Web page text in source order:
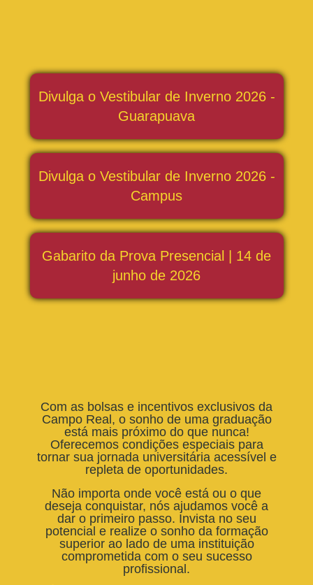
Divulga o Vestibular de Inverno 2026 -
Guarapuava
Divulga o Vestibular de Inverno 2026 -
Campus
Gabarito da Prova Presencial | 14 de
junho de 2026
Com as bolsas e incentivos exclusivos da
Campo Real, o sonho de uma graduação
está mais próximo do que nunca!
Oferecemos condições especiais para
tornar sua jornada universitária acessível e
repleta de oportunidades.
Não importa onde você está ou o que
deseja conquistar, nós ajudamos você a
dar o primeiro passo. Invista no seu
potencial e realize o sonho da formação
superior ao lado de uma instituição
comprometida com o seu sucesso
profissional.